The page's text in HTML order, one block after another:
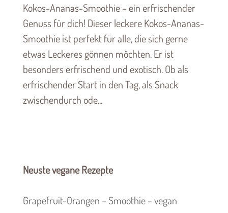
Kokos-Ananas-Smoothie – ein erfrischender
Genuss für dich! Dieser leckere Kokos-Ananas-
Smoothie ist perfekt für alle, die sich gerne
etwas Leckeres gönnen möchten. Er ist
besonders erfrischend und exotisch. Ob als
erfrischender Start in den Tag, als Snack
zwischendurch ode...
Neuste vegane Rezepte
Grapefruit-Orangen – Smoothie – vegan